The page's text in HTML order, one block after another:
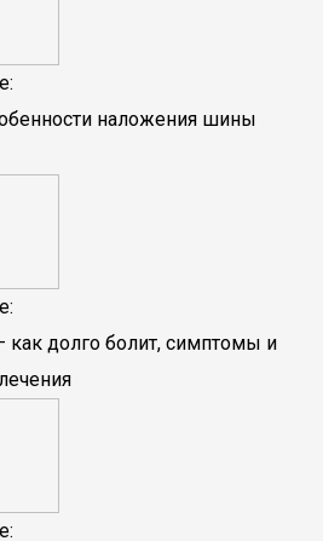
наложения шины
долго болит, симптомы и